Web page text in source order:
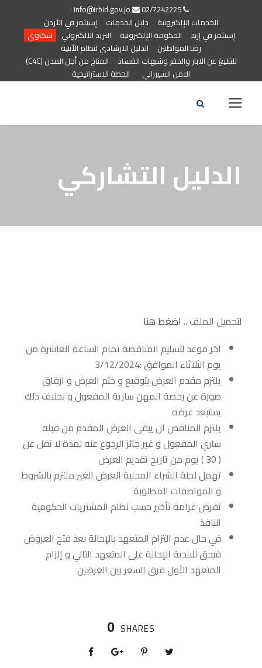
02/7242225
الخدمات الإلكترونية
دليل الخدمات
إستثمر في الأردن
إستثمر في إربد
الحكومة الإلكترونية البريد الالكتروني
شكاوي
رضا المواطنين
الدليل الارشادي لنظام الأبنية
للتبليغ عن الابار والحفر وشبهات الفساد
المناخ من أجل المدن (C4C)
الامن السيبراني
الخطة الاستراتيجية
الدليل التشاركي
لتحميل الملف .. اضغط هنا
اخر موعد لتسليم المناقصة تمام الساعة العاشرة من
يوم الثلاثاء الموافق :3/12/2024
يلتزم مقدم العرض بتوقيع و ختم العرض و ارفاق
صورة عن رخصة المهن سارية المفعول و بخلاف ذلك
يستبعد عرضه
يلتزم المناقص ان يبقى العرض المقدم من قبله
ساري المفعول و غير جائز الرجوع عنه لمدة لا تقل عن
( 30 ) يوم من تاريخ تقديم العرض
تهمل لجنة الشراء المحلية العرض الغير ملتزم بالشروط
و المواصفات المطلوبة
تفرض غرامة تأخير حسب نظام المشتريات الحكومية
النافذ
في حال عدم التزام المتعهد بالإحالة بعد فتح العروض
فيحق للبلدية الإحالة على المتعهد التالي و إلزام
المتعهد الأول فرق السعر بين العرضين
0 SHARES